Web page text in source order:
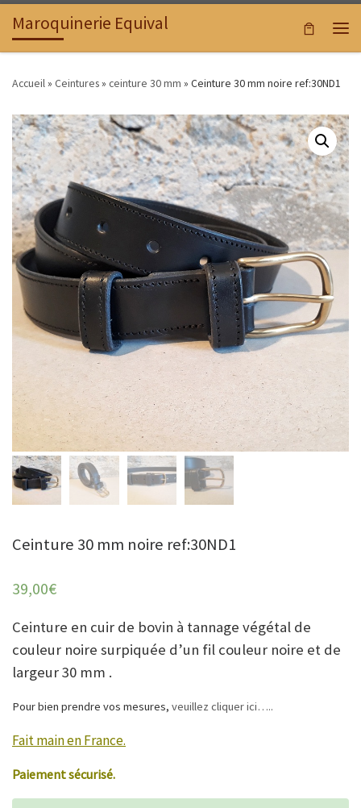
Passer au contenu
Maroquinerie Equival
Accueil» Ceintures» ceinture 30 mm » Ceinture 30 mm noire ref:30ND1
Ceinture 30 mm noire ref:30ND1
39,00€
Ceinture en cuir de bovin à tannage végétal de
couleur noire surpiquée d’un fil couleur noire et de
largeur 30 mm .
Pour bien prendre vos mesures, veuillez cliquer ici…..
Fait main en France.
Paiement sécurisé.